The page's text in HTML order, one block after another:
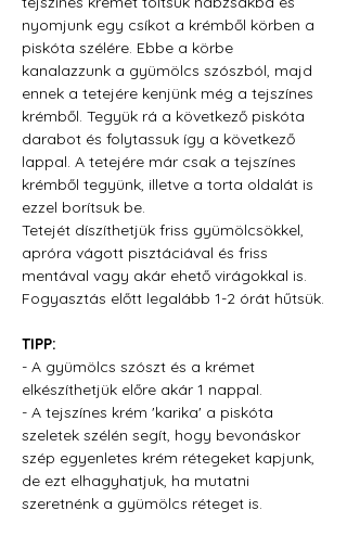
nyomjunk egy csíkot a krémből körben a
piskóta szélére. Ebbe a körbe
kanalazzunk a gyümölcs szószból, majd
ennek a tetejére kenjünk még a tejszínes
krémből. Tegyük rá a következő piskóta
darabot és folytassuk így a következő
lappal. A tetejére már csak a tejszínes
krémből tegyünk, illetve a torta oldalát is
ezzel borítsuk be.
Tetejét díszíthetjük friss gyümölcsökkel,
apróra vágott pisztáciával és friss
mentával vagy akár ehető virágokkal is.
Fogyasztás előtt legalább 1-2 órát hűtsük.
TIPP:
- A gyümölcs szószt és a krémet
elkészíthetjük előre akár 1 nappal.
- A tejszínes krém 'karika' a piskóta
szeletek szélén segít, hogy bevonáskor
szép egyenletes krém rétegeket kapjunk,
de ezt elhagyhatjuk, ha mutatni
szeretnénk a gyümölcs réteget is.